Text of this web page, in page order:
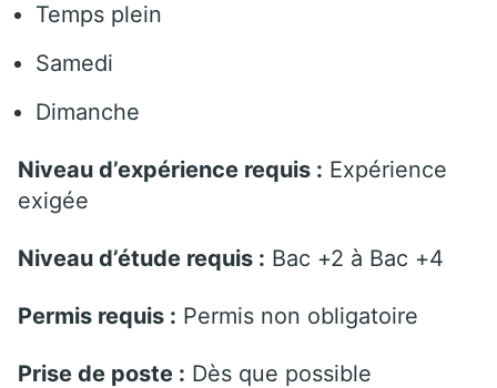
Temps plein
Samedi
Dimanche
Niveau d’expérience requis : Expérience
exigée
Niveau d’étude requis : Bac +2 à Bac +4
Permis requis : Permis non obligatoire
Prise de poste : Dès que possible